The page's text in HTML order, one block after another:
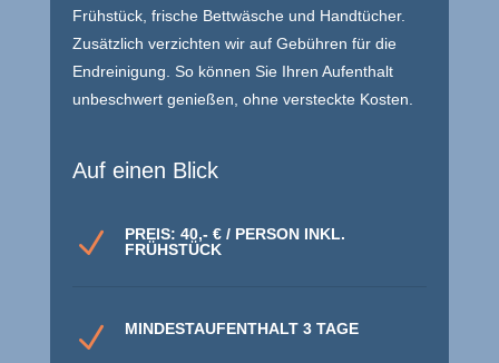
Frühstück, frische Bettwäsche und Handtücher.
Zusätzlich verzichten wir auf Gebühren für die
Endreinigung. So können Sie Ihren Aufenthalt
unbeschwert genießen, ohne versteckte Kosten.
Auf einen Blick
N
PREIS: 40,- € / PERSON INKL.
FRÜHSTÜCK
N MINDESTAUFENTHALT 3 TAGE